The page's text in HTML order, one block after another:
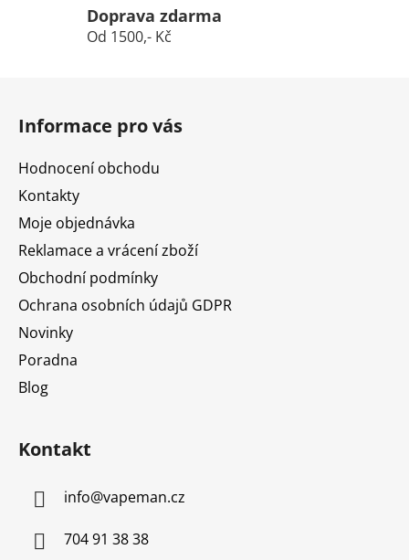
Doprava zdarma
Od 1500,- Kč
Informace pro vás
Hodnocení obchodu
Kontakty
Moje objednávka
Reklamace a vrácení zboží
Obchodní podmínky
Ochrana osobních údajů GDPR
Novinky
Poradna
Blog
Kontakt
info@vapeman.cz
704 91 38 38